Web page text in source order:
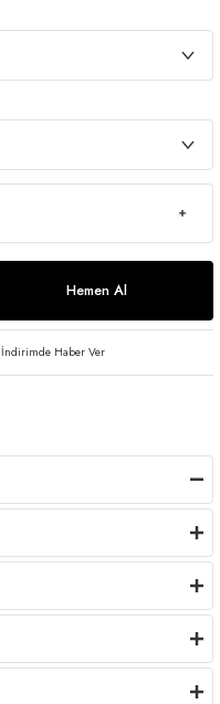
Hemen Al
İndirimde Haber Ver